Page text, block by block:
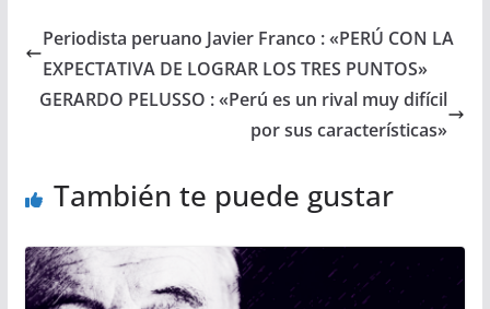
Periodista peruano Javier Franco : «PERÚ CON LA
EXPECTATIVA DE LOGRAR LOS TRES PUNTOS»
GERARDO PELUSSO : «Perú es un rival muy difícil
por sus características»
También te puede gustar